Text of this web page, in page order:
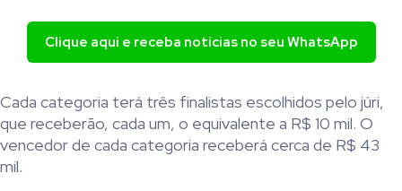
Clique aqui e receba notícias no seu WhatsApp
Cada categoria terá três finalistas escolhidos pelo júri,
que receberão, cada um, o equivalente a R$ 10 mil. O
vencedor de cada categoria receberá cerca de R$ 43
mil.